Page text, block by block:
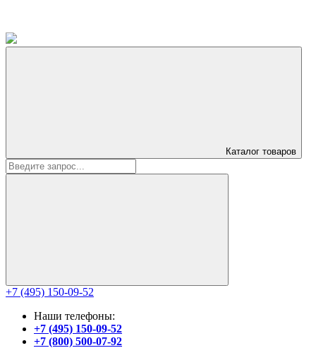
Каталог товаров
+7 (495) 150-09-52
Наши телефоны:
+7 (495) 150-09-52
+7 (800) 500-07-92